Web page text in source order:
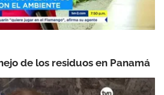
de los residuos en Panamá